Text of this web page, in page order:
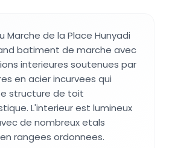
Marche de la Place Hunyadi
batiment de marche avec
interieures soutenues par
en acier incurvees qui
structure de toit
L'interieur est lumineux
de nombreux etals
rangees ordonnees.